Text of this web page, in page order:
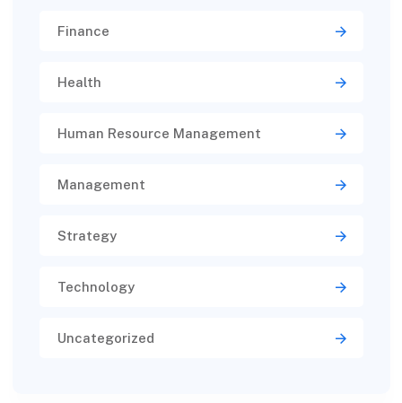
Finance
Health
Human Resource Management
Management
Strategy
Technology
Uncategorized